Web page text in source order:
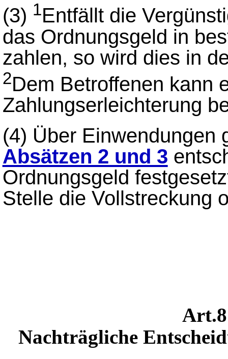
(3) 1Entfällt die
das Ordnungsgeld in
zahlen, so wird dies in
2Dem Betroffenen kann
Zahlungserleichterung
(4) Über Einwendungen
Absätzen 2 und 3
Ordnungsgeld
Stelle die Vollstreckung
Nachträgliche